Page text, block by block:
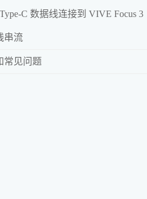
C 数据线连接到 VIVE Focus 3
串流
常见问题